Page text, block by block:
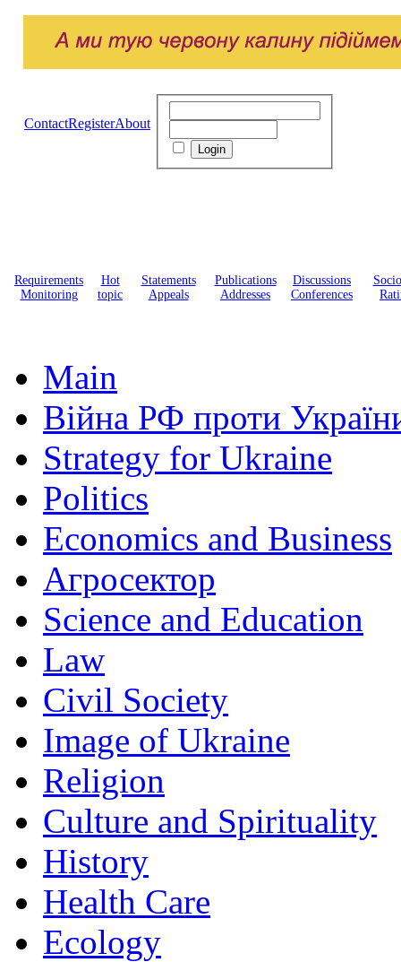
ContactRegisterAbout
Requirements
Monitoring
Hot
topic
Statements
Appeals
Publications
Addresses
Discussions
Conferences
Main
Війна РФ проти
Strategy for Ukraine
Politics
Economics and Business
Агросектор
Science and Education
Law
Civil Society
Image of Ukraine
Religion
Culture and Spirituality
History
Health Care
Ecology